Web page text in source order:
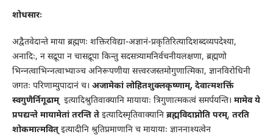
शोधसारः
अद्वैतवेदान्ते माया ब्रह्मणः शक्तिरविद्या-अज्ञानं-प्रकृतिरित्यादिशब्दव्यपदेश्या,
अनादिः, न सद्रूपा न चासद्रूपा किन्तु सदसत्र्यामनिर्वचनीयलक्षणा, ब्रह्मणो
भिन्नत्वाभिन्नत्वाभ्याञ्च अनिरूपणीया सत्त्वरजस्तमोगुणात्मिका, ज्ञानविरोधिनी
जगतः परिणाम्युपादानं च। अजामेकां लोहितशुक्लकृष्णाम्, देवात्मशक्तिं
स्वगुणैर्निगूढाम्इत्यादिश्रुतिवाक्यानि मायायाः त्रिगुणात्मकत्वं समर्पयन्ति। मामेव ये
प्रपद्यन्ते मायामेतां तरन्ति तेइत्यादिस्मृतिवाक्यानि ब्रह्मविदाप्नोति परम्, तरति
शोकमात्मवित्इत्यादीनि श्रुतिप्रमाणानि च मायायाः ज्ञाननाश्यत्वेन